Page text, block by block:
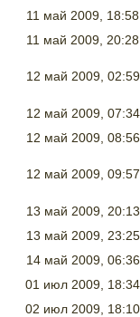
11 май 2009,
11 май 2009,
12 май 2009,
12 май 2009,
12 май 2009,
12 май 2009,
13 май 2009,
13 май 2009,
14 май 2009,
01 июл 2009,
02 июл 2009,